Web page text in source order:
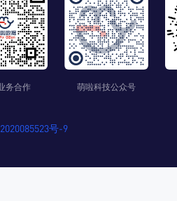
务合作 萌啦科技公众号
号-9